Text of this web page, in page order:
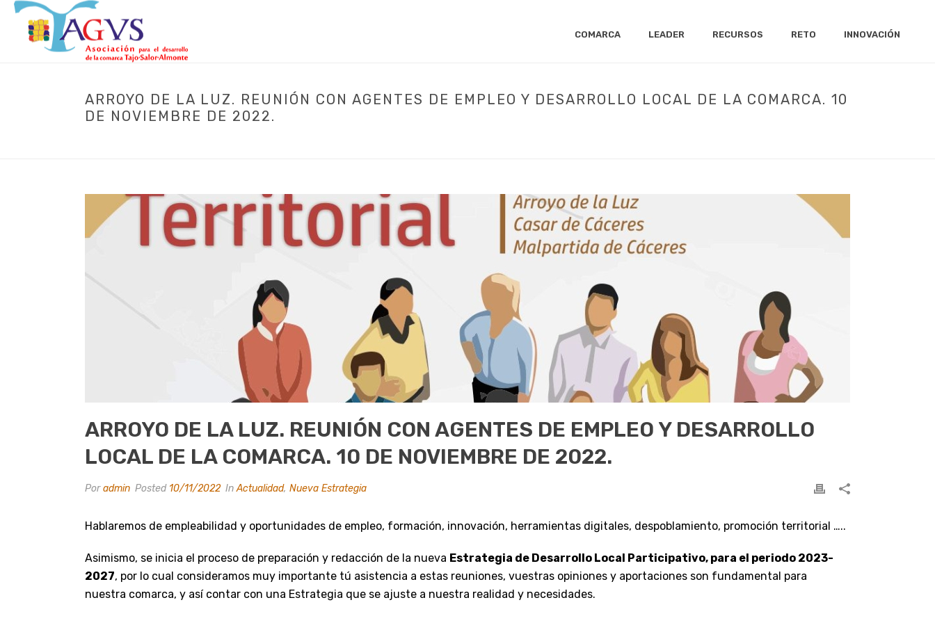
COMARCA LEADER RECURSOS RETO INNOVACIÓN
ARROYO DE LA LUZ. REUNIÓN CON AGENTES DE EMPLEO Y DESARROLLO LOCAL DE LA COMARCA. 10
DE NOVIEMBRE DE 2022.
ARROYO DE LA LUZ. REUNIÓN CON AGENTES DE EMPLEO Y DESARROLLO
LOCAL DE LA COMARCA. 10 DE NOVIEMBRE DE 2022.
Poradmin Posted 10/11/2022 InActualidad, Nueva Estrategia
Hablaremos de empleabilidad y oportunidades de empleo, formación, innovación, herramientas digitales, despoblamiento, promoción territorial …..
Asimismo, se inicia el proceso de preparación y redacción de la nueva Estrategia de Desarrollo Local Participativo, para el periodo 2023-
2027, por lo cual consideramos muy importante tú asistencia a estas reuniones, vuestras opiniones y aportaciones son fundamental para
nuestra comarca, y así contar con una Estrategia que se ajuste a nuestra realidad y necesidades.